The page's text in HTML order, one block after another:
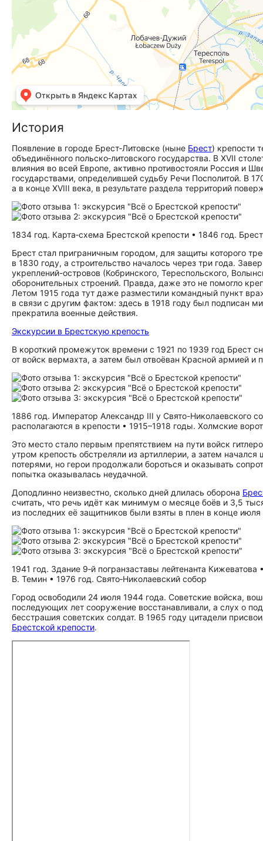
История
Появление в городе Брест‑Литовске (ныне Брест) крепости
объединённого польско‑литовского государства. В XVII
влияния во всей Европе, активно противостояли Россия и
государствами, определившей судьбу Речи Посполитой. В
а в конце XVIII века, в результате раздела территорий
1834 год. Карта‑схема Брестской крепости • 1846 год.
Брест стал приграничным городом, для защиты которого
в 1830 году, а строительство началось через три года.
укреплений-островов (Кобринского, Тереспольского,
оборонительных строений. Правда, даже это не помогло
Летом 1915 года тут даже разместили командный пункт
в связи с другим фактом: здесь в 1918 году был подписан
прекратила военные действия.
Экскурсии в Брестскую крепость
В короткий промежуток времени с 1921 по 1939 год Брест
от войск вермахта, а затем был отвоёван Красной армией и
1886 год. Император Александр III у Свято-Николаевского
располагаются в крепости • 1915–1918 годы. Холмские
Это место стало первым препятствием на пути войск
утром крепость обстреляли из артиллерии, а затем
потерями, но герои продолжали бороться и оказывать
попытка оказывалась неудачной.
Доподлинно неизвестно, сколько дней длилась оборона
считать, что речь идёт как минимум о месяце боёв и 3,5
из последних её защитников были взяты в плен в конце июля
1941 год. Здание 9‑й погранзаставы лейтенанта
В. Темин • 1976 год. Свято‑Николаевский собор
Город освободили 24 июля 1944 года. Советские войска,
последующих лет сооружение восстанавливали, а слух о
бесстрашия советских солдат. В 1965 году цитадели
Брестской крепости.